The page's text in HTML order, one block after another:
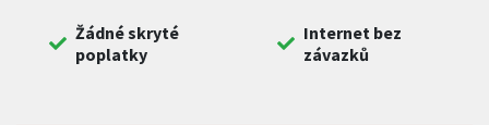
Žádné skryté
poplatky
Internet bez
závazků